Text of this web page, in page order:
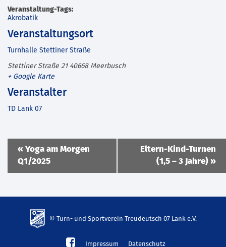
Veranstaltung-Tags:
Akrobatik
Veranstaltungsort
Turnhalle Stettiner Straße
Stettiner Straße 21 40668 Meerbusch
+ Google Karte
Veranstalter
TD Lank 07
Navigation
« Yoga am Morgen
Q1/2025
Eltern-Kind-Turnen
(1,5 – 3 Jahre) »
© Turn- und Sportverein Treudeutsch 07 Lank e.V.
Impressum Datenschutz